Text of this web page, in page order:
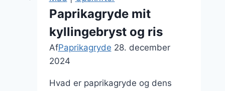
ris
Paprikagryde mit
kyllingebryst og ris
AfPaprikagryde 28. december
2024
Hvad er paprikagryde og dens